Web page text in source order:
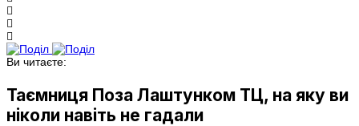
Ви читаєте:
Таємниця Поза Лаштунком ТЦ, на яку ви
ніколи навіть не гадали